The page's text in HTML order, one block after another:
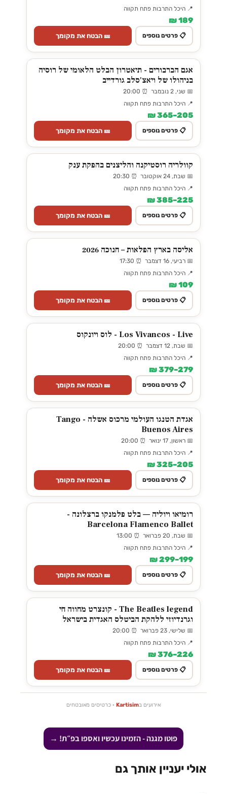
📍 היכל התרבות פתח תקווה
189 ₪
📋 פרטים נוספים 🎫 הבטח את מקומך
אגם הברבורים - תיאטרון הבלט הלאומי של רוסיה
בניהולו של ויאצ'סלב גורדייב
📅 שני, 2 נובמבר ⏰ 20:00
📍 היכל התרבות פתח תקווה
205–365 ₪
📋 פרטים נוספים 🎫 הבטח את מקומך
קוולריה רוסטיקנה והליצנים בהפקת ענק
📅 שבת, 24 אוקטובר ⏰ 20:30
📍 היכל התרבות פתח תקווה
225–385 ₪
📋 פרטים נוספים 🎫 הבטח את מקומך
אליסה בארץ הפלאות – חנוכה 2026
📅 רביעי, 16 דצמבר ⏰ 17:30
📍 היכל התרבות פתח תקווה
109 ₪
📋 פרטים נוספים 🎫 הבטח את מקומך
Los Vivancos - Live - לוס ויונקוס
📅 שבת, 12 דצמבר ⏰ 20:00
📍 היכל התרבות פתח תקווה
279–379 ₪
📋 פרטים נוספים 🎫 הבטח את מקומך
אגדת הטנגו העולמי מרכוס אשלה - Tango
Buenos Aires
📅 ראשון, 17 ינואר ⏰ 20:00
📍 היכל התרבות פתח תקווה
205–325 ₪
📋 פרטים נוספים 🎫 הבטח את מקומך
רומיאו ויוליה — בלט פלמנקו ברצלונה -
Barcelona Flamenco Ballet
📅 שבת, 20 פברואר ⏰ 13:00
📍 היכל התרבות פתח תקווה
199–299 ₪
📋 פרטים נוספים 🎫 הבטח את מקומך
The Beatles legend - קונצרט מחווה חי
וגרנדיוזי ללהקת הביטלס האגדית בישראל
📅 שלישי, 23 פברואר ⏰ 20:00
📍 היכל התרבות פתח תקווה
226–376 ₪
📋 פרטים נוספים 🎫 הבטח את מקומך
אירועים בKartisim · כרטיסים מאובטחים
פוטו מגנה - הזמינו עכשיו ואספו בפ״ת! →
אולי יעניין אותך גם